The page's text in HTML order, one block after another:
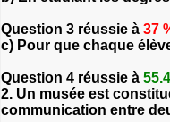
Question 3 réussie à 37
c) Pour que chaque
Question 4 réussie à
2. Un musée est
communication entre